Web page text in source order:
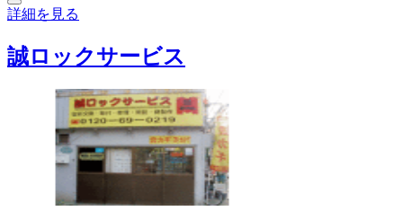
詳細を見る
誠ロックサービス